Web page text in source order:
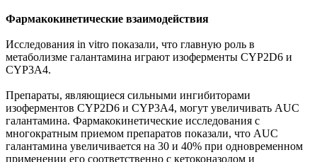
Фармакокинетические взаимодействия
Исследования in vitro показали, что главную роль в
метаболизме галантамина играют изоферменты CYP2D6 и
CYP3A4.
Препараты, являющиеся сильными ингибиторами
изоферментов CYP2D6 и CYP3A4, могут увеличивать AUC
галантамина. Фармакокинетические исследования с
многократным приемом препаратов показали, что AUC
галантамина увеличивается на 30 и 40% при одновременном
применении его соответственно с кетоконазолом и